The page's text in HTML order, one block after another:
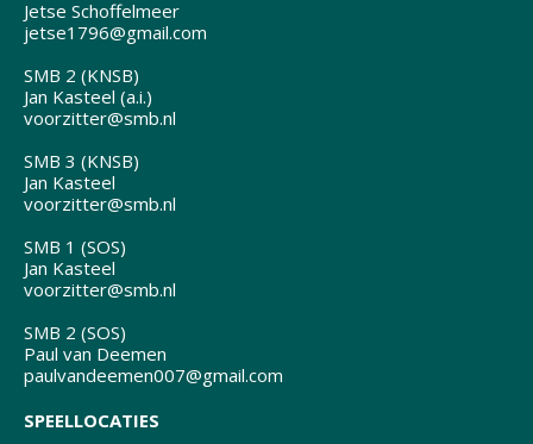
Jetse Schoffelmeer
jetse1796@gmail.com
SMB 2 (KNSB)
Jan Kasteel (a.i.)
voorzitter@smb.nl
SMB 3 (KNSB)
Jan Kasteel
voorzitter@smb.nl
SMB 1 (SOS)
Jan Kasteel
voorzitter@smb.nl
SMB 2 (SOS)
Paul van Deemen
paulvandeemen007@gmail.com
SPEELLOCATIES